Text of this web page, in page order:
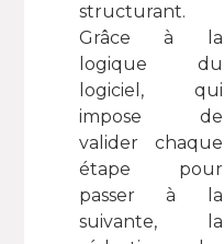
structurant.
Grâce à la
logique du
logiciel, qui
impose de
valider chaque
étape pour
passer à la
suivante, la